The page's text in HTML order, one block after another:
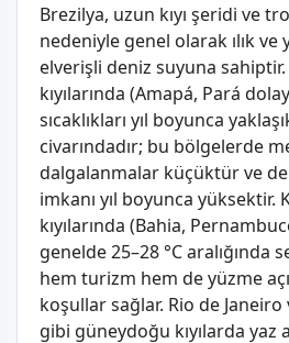
Brezilya, uzun kıyı şeridi ve
nedeniyle genel olarak ılık ve
elverişli deniz suyuna
kıyılarında (Amapá, Pará
sıcaklıkları yıl boyunca
civarındadır; bu bölgelerde
dalgalanmalar küçüktür ve
imkanı yıl boyunca yüksektir.
kıyılarında (Bahia,
genelde 25–28 °C aralığında
hem turizm hem de yüzme
koşullar sağlar. Rio de Janeiro
gibi güneydoğu kıyılarda yaz